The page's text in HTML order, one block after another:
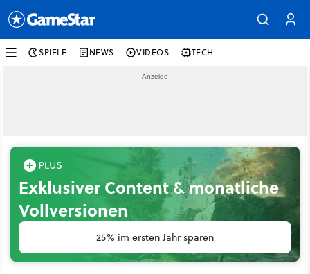
SPIELE NEWS VIDEOS TECH
Exklusiver Content & monatliche
Vollversionen
25% im ersten Jahr sparen